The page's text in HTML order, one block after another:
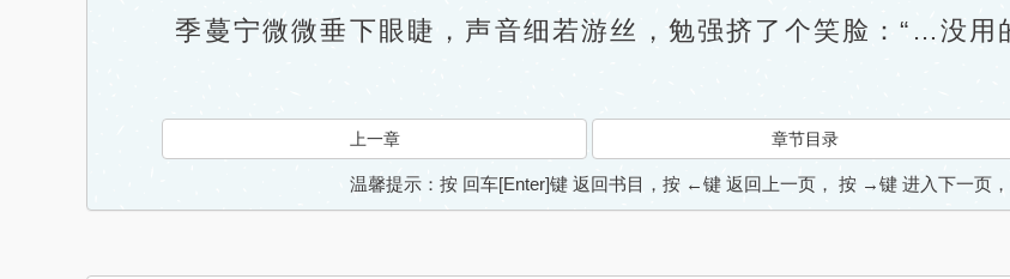
季蔓宁微微垂下眼睫，声音细若游丝，勉强挤了个笑脸：“…没用
上一章 章节目录
温馨提示：按 回车[Enter]键 返回书目，按 ←键 返回上一页， 按 →键 进入下一页，